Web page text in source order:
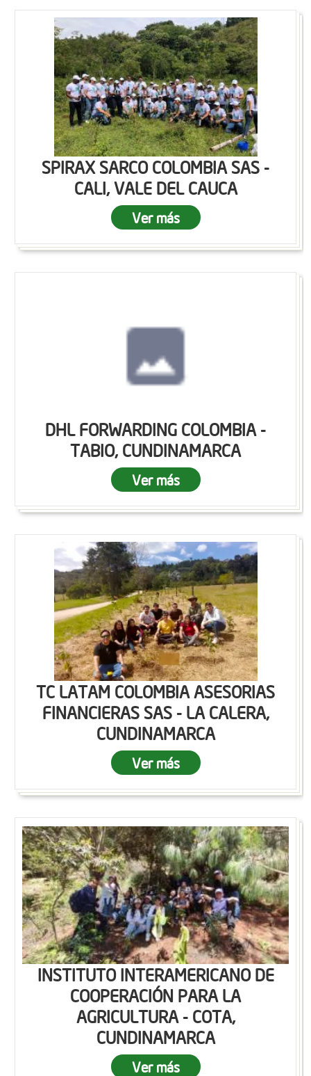
SPIRAX SARCO COLOMBIA SAS -
CALI, VALE DEL CAUCA
Ver más
DHL FORWARDING COLOMBIA -
TABIO, CUNDINAMARCA
Ver más
TC LATAM COLOMBIA ASESORIAS
FINANCIERAS SAS - LA CALERA,
CUNDINAMARCA
Ver más
INSTITUTO INTERAMERICANO DE
COOPERACIÓN PARA LA
AGRICULTURA - COTA,
CUNDINAMARCA
Ver más